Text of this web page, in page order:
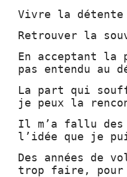
Vivre la détente
Retrouver la
En acceptant la
pas entendu au
La part qui
je peux la
Il m’a fallu des
l’idée que je
Des années de
trop faire, pour